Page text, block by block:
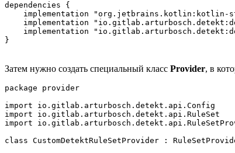
dependencies {
implementation "org.jetbrains.kotlin:kotlin-
implementation
implementation
Затем нужно создать специальный класс Provider, в
package provider
import io.gitlab.arturbosch.detekt.api.Config
import io.gitlab.arturbosch.detekt.api.RuleSet
import
class CustomDetektRuleSetProvider :